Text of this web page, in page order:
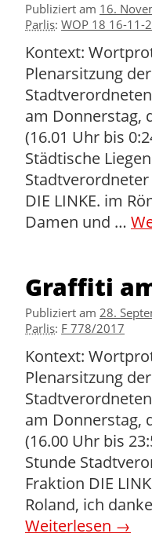
Publiziert am 16.
Parlis: WOP 18 16-11-
Kontext:
Plenarsitzung der
am Donnerstag,
(16.01 Uhr bis
Städtische
DIE LINKE. im
Damen und …
Graffiti
Publiziert am 28.
Parlis: F 778/2017
Kontext:
Plenarsitzung der
am Donnerstag,
(16.00 Uhr bis
Stunde
Fraktion DIE
Roland, ich
Weiterlesen →